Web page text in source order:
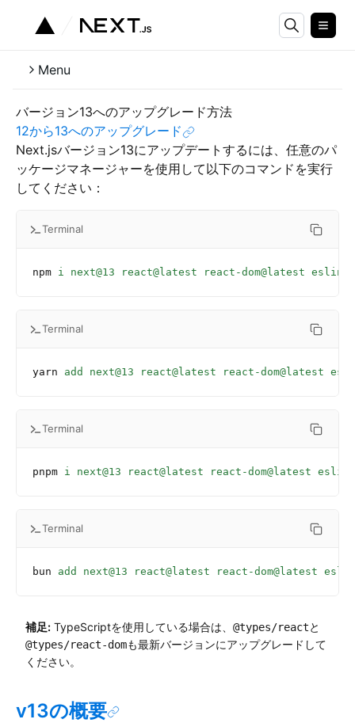
Menu
バージョン13へのアップグレード方法
12から13へのアップグレード
Next.jsバージョン13にアップデートするには、任意のパ
ッケージマネージャーを使用して以下のコマンドを実行
してください：
Terminal
npm i next@13 react@latest react-dom@latest eslint-
Terminal
yarn add next@13 react@latest react-dom@latest
Terminal
pnpm i next@13 react@latest react-dom@latest
Terminal
bun add next@13 react@latest react-dom@latest
補足: TypeScriptを使用している場合は、 @types/reactと
@types/react-domも最新バージョンにアップグレードして
ください。
v13の概要